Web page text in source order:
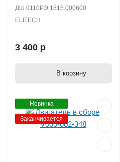
ДШ 0110РЭ 1815.000600
ELITECH
3 400 р
В корзину
Новинка
Заканчивается